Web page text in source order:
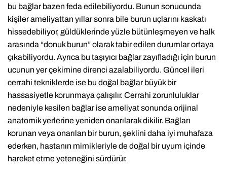
bu bağlar bazen feda edilebiliyordu. Bunun sonucunda
kişiler ameliyattan yıllar sonra bile burun uçlarını kaskatı
hissedebiliyor, güldüklerinde yüzle bütünleşmeyen ve halk
arasında “donuk burun” olarak tabir edilen durumlar ortaya
çıkabiliyordu. Ayrıca bu taşıyıcı bağlar zayıfladığı için burun
ucunun yer çekimine direnci azalabiliyordu. Güncel ileri
cerrahi tekniklerde ise bu doğal bağlar büyük bir
hassasiyetle korunmaya çalışılır. Cerrahi zorunluluklar
nedeniyle kesilen bağlar ise ameliyat sonunda orijinal
anatomik yerlerine yeniden onarılarak dikilir. Bağları
korunan veya onarılan bir burun, şeklini daha iyi muhafaza
ederken, hastanın mimikleriyle de doğal bir uyum içinde
hareket etme yeteneğini sürdürür.